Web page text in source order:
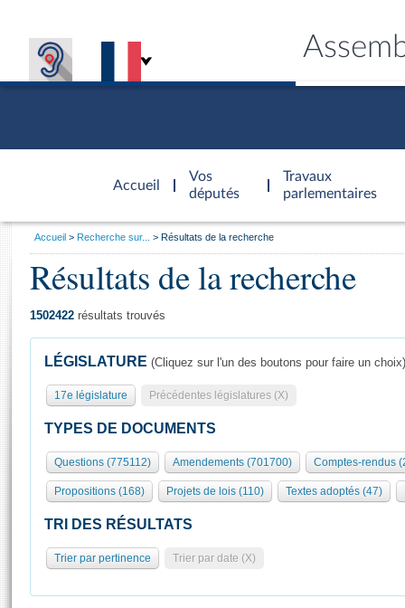
Accueil
d'accueil
Vos
députés
Travaux
parlementaires
Présidence
577 députés
Groupes politiques
Séance publique
Commissions et autres organes
Europe et International
Pétitions
Général
Rôle et pouvoirs de l'Assemblée
Organisation de l'Assemblée
Présidence Conférence des Présidents Bureau Collège des
Statistiques et chiffres clés
Visiter l'Assemblée
Visite virtuelle du palais Bourbon
Assister à une séance
Vous
Accueil Recherche sur... Résultats de la recherche
Résultats de la recherche
1502422 résultats trouvés
LÉGISLATURE (Cliquez sur l'un des boutons pour faire un choix)
17e législature Précédentes législatures (X)
TYPES DE DOCUMENTS
Questions (775112) Amendements (701700) Comptes-rendus
Propositions (168) Projets de lois (110) Textes adoptés (47)
TRI DES RÉSULTATS
Trier par pertinence Trier par date (X)